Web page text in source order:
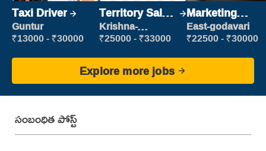
Taxi Driver
Guntur
₹13000 - ₹30000
Territory Sales
Manager
Krishna-
vijayawada
₹25000 - ₹33000
Marketing
Executive
East-godavari
₹22500 - ₹30000
Explore more jobs
సంబంధిత పోస్ట్